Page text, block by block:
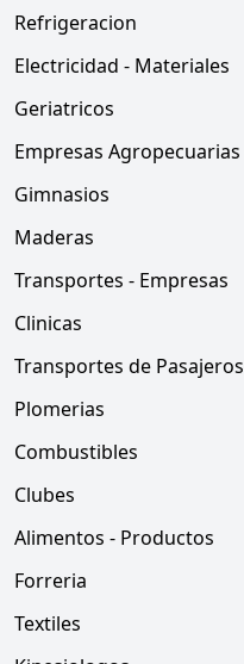
Refrigeracion
Electricidad - Materiales
Geriatricos
Empresas Agropecuarias
Gimnasios
Maderas
Transportes - Empresas
Clinicas
Transportes de Pasajeros
Plomerias
Combustibles
Clubes
Alimentos - Productos
Forreria
Textiles